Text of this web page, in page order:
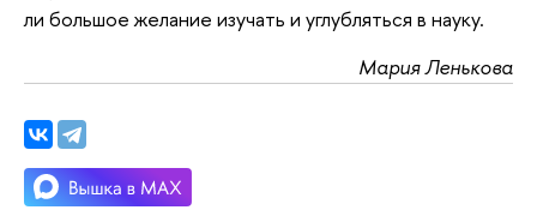
ли большое желание изучать и углубляться в науку.
Мария Ленькова